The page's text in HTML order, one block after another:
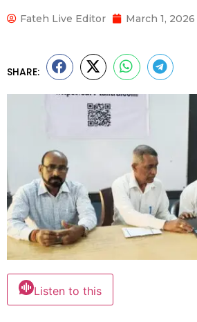
Fateh Live Editor March 1, 2026
SHARE:
Listen to this